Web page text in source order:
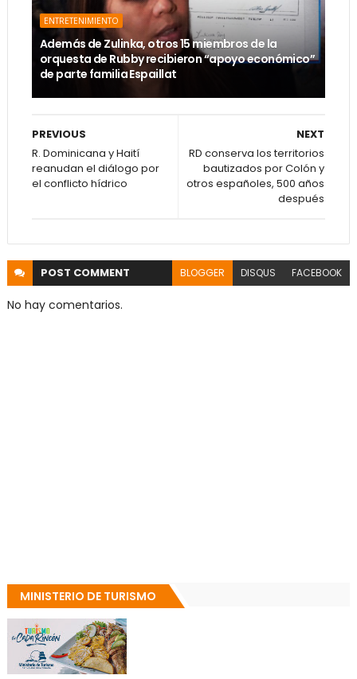
ENTRETENIMIENTO
Además de Zulinka, otros 15 miembros de la
orquesta de Rubby recibieron “apoyo económico”
de parte familia Espaillat
NEXT
RD conserva los territorios
bautizados por Colón y
otros españoles, 500 años
después
PREVIOUS
R. Dominicana y Haití
reanudan el diálogo por
el conflicto hídrico
POST COMMENT BLOGGER DISQUS FACEBOOK
No hay comentarios.
MINISTERIO DE TURISMO